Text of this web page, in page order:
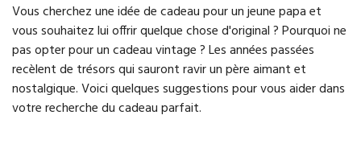
Vous cherchez une idée de cadeau pour un jeune papa et
vous souhaitez lui offrir quelque chose d'original ? Pourquoi ne
pas opter pour un cadeau vintage ? Les années passées
recèlent de trésors qui sauront ravir un père aimant et
nostalgique. Voici quelques suggestions pour vous aider dans
votre recherche du cadeau parfait.